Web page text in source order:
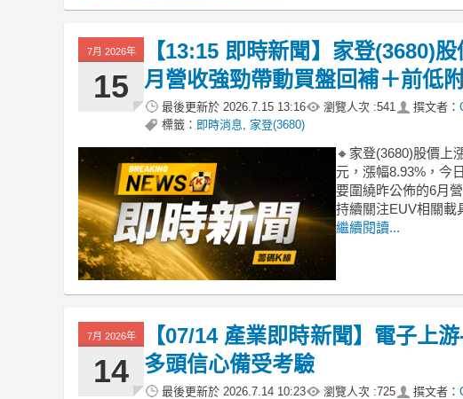
7月 2026年
15
【13:15 即時新聞】家登(3680)
月營收強勁帶動買盤回補＋前低
最後更新於 2026.7.15 13:16 瀏覽人次 :541 撰文者：
標籤： 即時消息 家登(3680)
🔸家登(3680)股價上
元，漲幅8.93%，今
要圍繞昨公佈的6月
持續關注EUV相關載
繼續閱讀...
7月 2026年
14
【07/14 產業即時新聞】電子上
多頭信心備受考驗
最後更新於 2026.7.14 10:23 瀏覽人次 :725 撰文者：